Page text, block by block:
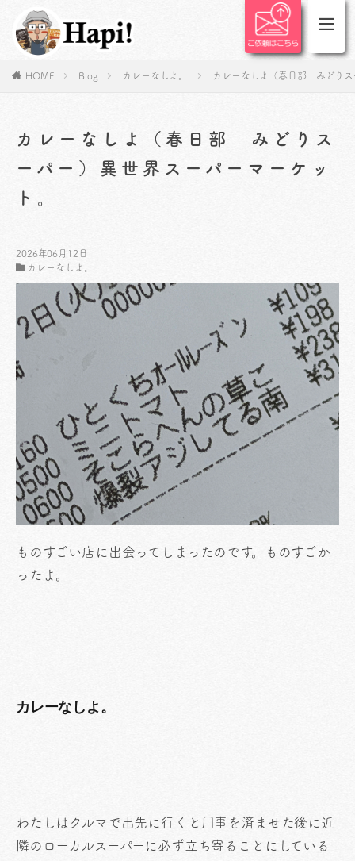
HOME Blog カレーなしよ。 カレーなしよ（春日部 みどりス
カレーなしよ（春日部 みどりス
ーパー）異世界スーパーマーケッ
ト。
2026年06月12日
カレーなしよ。
ものすごい店に出会ってしまったのです。ものすごか
ったよ。
カレーなしよ。
わたしはクルマで出先に行くと用事を済ませた後に近
隣のローカルスーパーに必ず立ち寄ることにしている